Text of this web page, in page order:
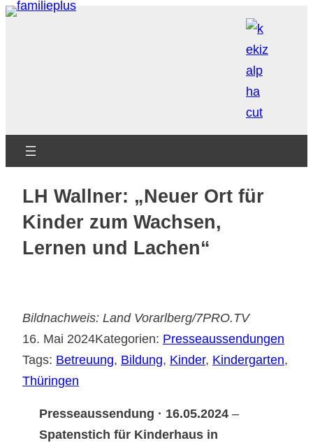
Zum
LH Wallner: „Neuer Ort für
Kinder zum Wachsen,
Lernen und Lachen“
Bildnachweis: Land Vorarlberg/7PRO.TV
16. Mai 2024Kategorien: Presseaussendungen
Tags: Betreuung, Bildung, Kinder, Kindergarten
Thüringen
Presseaussendung · 16.05.2024 –
Spatenstich für Kinderhaus in